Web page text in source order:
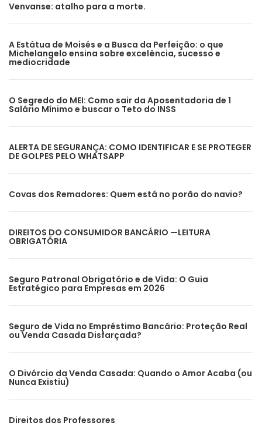
Venvanse: atalho para a morte.
A Estátua de Moisés e a Busca da Perfeição: o que
Michelangelo ensina sobre excelência, sucesso e
mediocridade
O Segredo do MEI: Como sair da Aposentadoria de 1
Salário Mínimo e buscar o Teto do INSS
ALERTA DE SEGURANÇA: COMO IDENTIFICAR E SE PROTEGER
DE GOLPES PELO WHATSAPP
Covas dos Remadores: Quem está no porão do navio?
DIREITOS DO CONSUMIDOR BANCÁRIO —LEITURA
OBRIGATÓRIA
Seguro Patronal Obrigatório e de Vida: O Guia
Estratégico para Empresas em 2026
Seguro de Vida no Empréstimo Bancário: Proteção Real
ou Venda Casada Disfarçada?
O Divórcio da Venda Casada: Quando o Amor Acaba (ou
Nunca Existiu)
Direitos dos Professores